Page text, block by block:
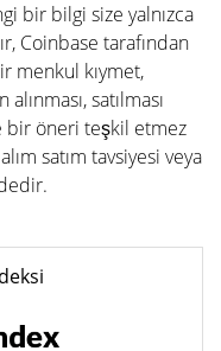
bir bilgi size yalnızca
Coinbase tarafından
menkul kıymet,
satılması
bir öneri teşkil etmez
satım tavsiyesi veya